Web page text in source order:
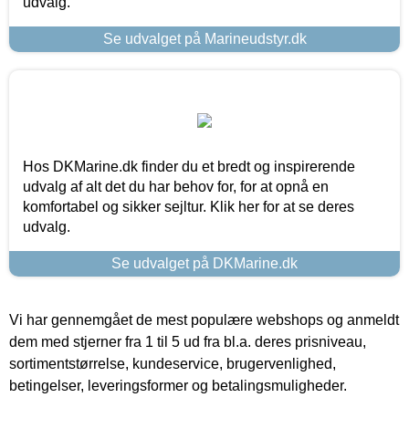
Se udvalget på Marineudstyr.dk
Hos DKMarine.dk finder du et bredt og inspirerende
udvalg af alt det du har behov for, for at opnå en
komfortabel og sikker sejltur. Klik her for at se deres
udvalg.
Se udvalget på DKMarine.dk
Vi har gennemgået de mest populære webshops og anmeldt
dem med stjerner fra 1 til 5 ud fra bl.a. deres prisniveau,
sortimentstørrelse, kundeservice, brugervenlighed,
betingelser, leveringsformer og betalingsmuligheder.